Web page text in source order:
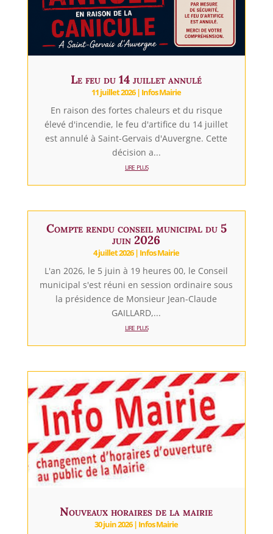
Le feu du 14 juillet annulé
11 juillet 2026| Infos Mairie
En raison des fortes chaleurs et du risque
élevé d'incendie, le feu d'artifice du 14 juillet
est annulé à Saint-Gervais d'Auvergne. Cette
décision a...
lire plus
Compte rendu conseil municipal du 5
juin 2026
4 juillet 2026| Infos Mairie
L'an 2026, le 5 juin à 19 heures 00, le Conseil
municipal s'est réuni en session ordinaire sous
la présidence de Monsieur Jean-Claude
GAILLARD,...
lire plus
Nouveaux horaires de la mairie
30 juin 2026| Infos Mairie